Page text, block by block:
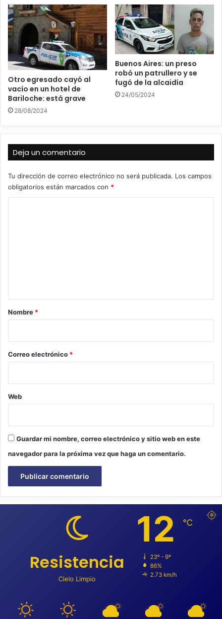
Otro egresado cayó al
vacío en un hotel de
Bariloche: está grave
28/08/2024
Buenos Aires: un preso
robó un patrullero y se
fugó de la alcaidía
24/05/2024
Deja un comentario
Tu dirección de correo electrónico no será publicada. Los campos
obligatorios están marcados con *
r
*
Nombre *
Correo electrónico *
Web
Guardar mi nombre, correo electrónico y sitio web en este
navegador para la próxima vez que haga un comentario.
Resistencia
Cielo Limpio
12 ℃
23º - 9º
86%
2.73 km/h